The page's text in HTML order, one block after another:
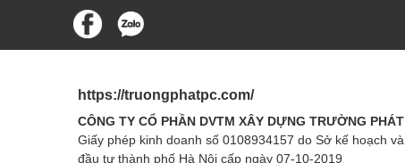
https://truongphatpc.com/
CÔNG TY CỔ PHẦN DVTM XÂY DỰNG TRƯỜNG PHÁT
Giấy phép kinh doanh số 0108934157 do Sở kế hoạch và
đầu tư thành phố Hà Nội cấp ngày 07-10-2019